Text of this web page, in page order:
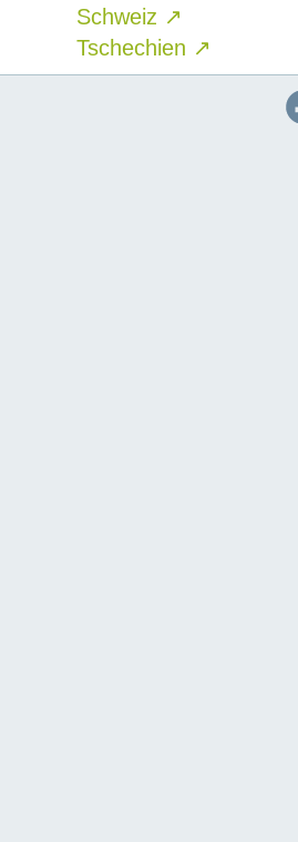
Schweiz ↗
Tschechien ↗